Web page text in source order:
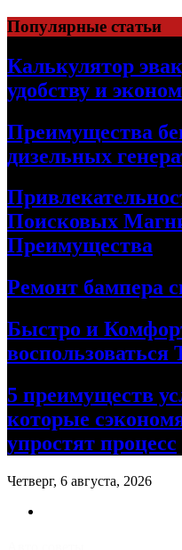
Skip
to
content
Популярные статьи
Калькулятор
удобству и
Преимущества
дизельных
Поисковых
Преимущества
Ремонт бампера
Быстро и
воспользоваться
5 преимуществ
которые
упростят процесс
Четверг, 6 августа, 2026